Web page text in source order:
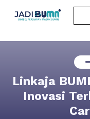
Linkaja
Inovasi